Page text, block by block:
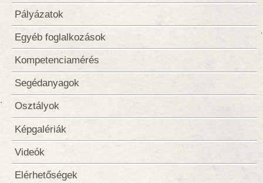
Pályázatok
Egyéb foglalkozások
Kompetenciamérés
Segédanyagok
Osztályok
Képgalériák
Videók
Elérhetőségek